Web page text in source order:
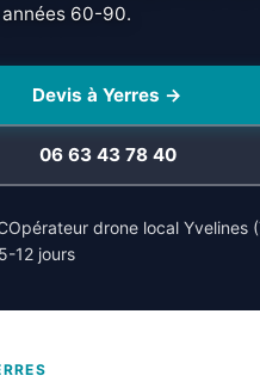
60-90.
Devis à Yerres →
06 63 43 78 40
Opérateur drone local Yvelines
12 jours